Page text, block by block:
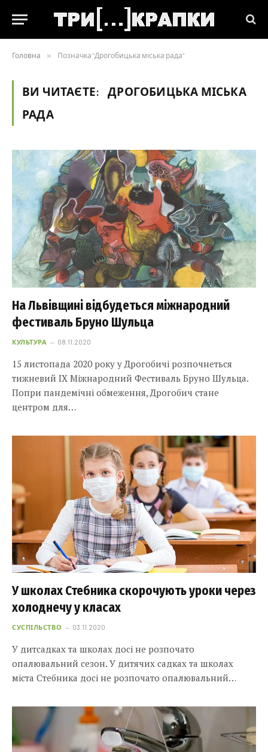
Головна » Позначка "Дрогобицька міська рада"
ВИ ЧИТАЄТЕ:
ДРОГОБИЦЬКА МІСЬКА
РАДА
На Львівщині відбудеться міжнародний
фестиваль Бруно Шульца
КУЛЬТУРА 08.11.2020
15 листопада 2020 року у Дрогобичі розпочнеться
тижневий ІХ Міжнародний Фестиваль Бруно Шульца.
Попри пандемічні обмеження, Дрогобич стане
центром для…
У школах Стебника скорочують уроки через
холоднечу у класах
СУСПІЛЬСТВО 03.11.2020
У дитсадках та школах досі не розпочато
опалювальний сезон. У дитячих садках та школах
міста Стебника досі не розпочато опалювальний…